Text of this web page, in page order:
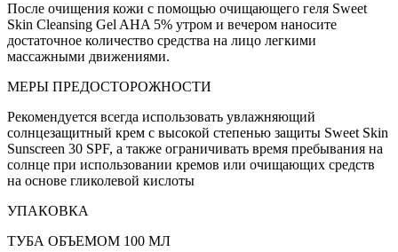
После очищения кожи с помощью очищающего геля Sweet
Skin Cleansing Gel AHA 5% утром и вечером наносите
достаточное количество средства на лицо легкими
массажными движениями.
МЕРЫ ПРЕДОСТОРОЖНОСТИ
Рекомендуется всегда использовать увлажняющий
солнцезащитный крем с высокой степенью защиты Sweet Skin
Sunscreen 30 SPF, а также ограничивать время пребывания на
солнце при использовании кремов или очищающих средств
на основе гликолевой кислоты
УПАКОВКА
ТУБА ОБЪЕМОМ 100 МЛ